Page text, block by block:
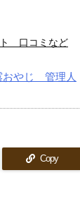
口コミなど
おやじ 管理人
Copy